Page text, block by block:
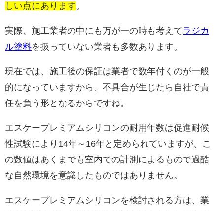
しい点にあります。
実際、施工業者の中にも万が一の時も考えて ラジカ
ル塗料を扱っていない業者も多数あります。
現在では、施工後の保証は業者で数年付くのが一般
的になっていますから、不具合が生じたら自社で責
任を負う形となるからですね。
エスケープレミアムシリコンの耐用年数は促進耐候
性試験により14年～16年と定められていますが、こ
の数値はあくまでも室内での計測によるもので過酷
な自然環境を意識したものではありません。
エスケープレミアムシリコンを検討される方は、業